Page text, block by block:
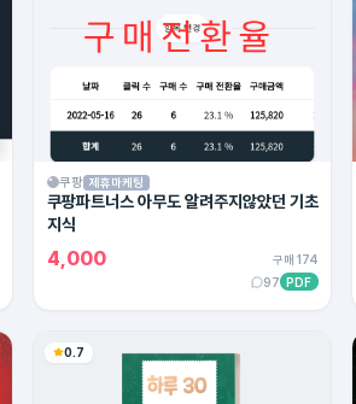
쿠팡 제휴마케팅
쿠팡파트너스 아무도 알려주지않았던 기초
지식
4,000
구매 174
97 PDF
0.7